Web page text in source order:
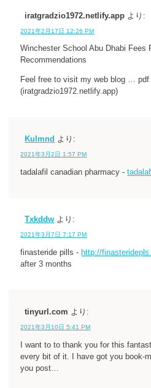
iratgradzio1972.netlify.app より:
2021年2月17日 12:26 PM
Winchester School Abu Dhabi Fees
Recommendations
Feel free to visit my web blog … pdf
(iratgradzio1972.netlify.app)
Kulmnd より:
2021年3月2日 1:57 PM
tadalafil canadian pharmacy -
Txkddw より:
2021年3月7日 7:17 PM
finasteride pills - http://
after 3 months
tinyurl.com より:
2021年3月10日 5:41 PM
I want to to thank you for this
every bit of it. I have got you book-
you post…